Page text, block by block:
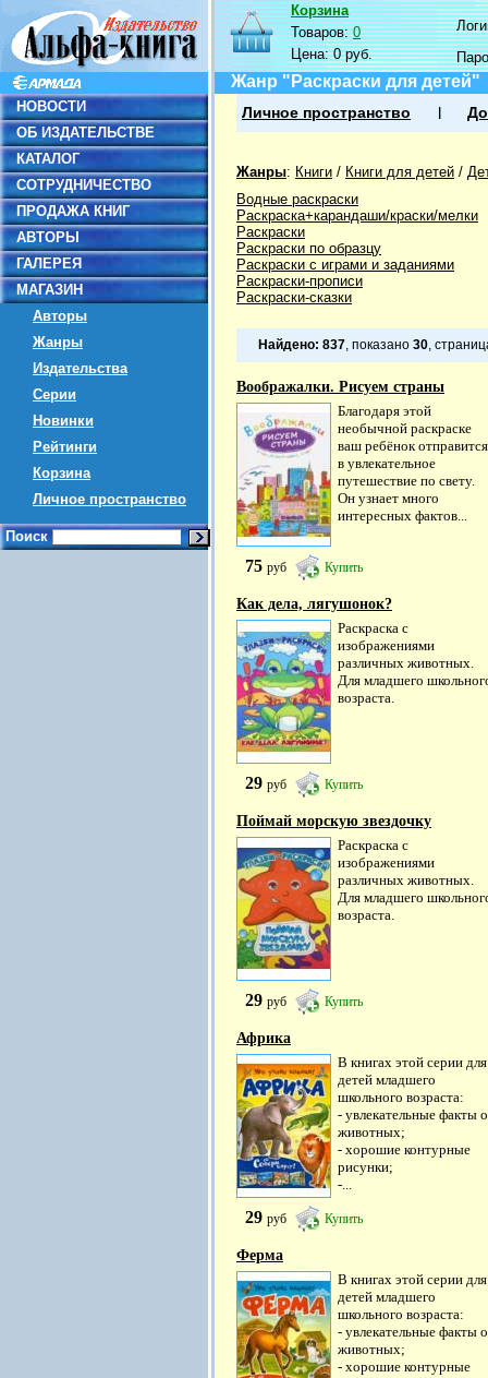
НОВОСТИ
ОБ ИЗДАТЕЛЬСТВЕ
КАТАЛОГ
СОТРУДНИЧЕСТВО
ПРОДАЖА КНИГ
АВТОРЫ
ГАЛЕРЕЯ
МАГАЗИН
Авторы
Жанры
Издательства
Серии
Новинки
Рейтинги
Корзина
Личное пространство
Поиск
Корзина
Товаров:0
Цена:0 руб.
Жанр "Раскраски для детей"
Личное пространство
Жанры: Книги / Книги для детей /
Водные раскраски
Раскраска+карандаши/краски/мелки
Раскраски
Раскраски по образцу
Раскраски с играми и заданиями
Раскраски-прописи
Раскраски-сказки
Найдено: 837, показано 30,
Воображалки. Рисуем страны
Благодаря этой
необычной раскраске
ваш ребёнок отправится
в увлекательное
путешествие по свету.
Он узнает много
интересных фактов...
75 руб Купить
Как дела, лягушонок?
Раскраска с
изображениями
различных животных.
Для младшего
возраста.
29 руб Купить
Поймай морскую звездочку
Раскраска с
изображениями
различных животных.
Для младшего
возраста.
29 руб Купить
Африка
В книгах этой серии для
детей младшего
школьного возраста:
- увлекательные факты о
животных;
- хорошие контурные
рисунки;
-...
29 руб Купить
Ферма
В книгах этой серии для
детей младшего
школьного возраста:
- увлекательные факты о
животных;
- хорошие контурные